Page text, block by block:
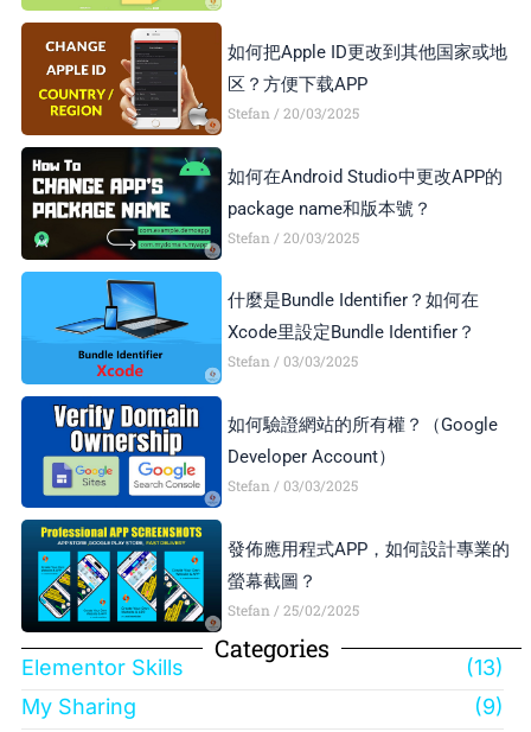
如何把Apple ID更改到其他国家或地
区？方便下载APP
Stefan 20/03/2025
如何在Android Studio中更改APP的
package name和版本號？
Stefan 20/03/2025
什麼是Bundle Identifier？如何在
Xcode里設定Bundle Identifier？
Stefan 03/03/2025
如何驗證網站的所有權？（Google
Developer Account）
Stefan 03/03/2025
發佈應用程式APP，如何設計專業的
螢幕截圖？
Stefan 25/02/2025
Categories
Elementor Skills
(13)
My Sharing
(9)